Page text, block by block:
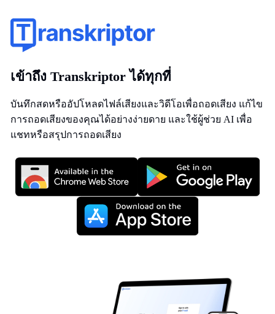
เข้าถึง Transkriptor ได้ทุกที่
บันทึกสดหรืออัปโหลดไฟล์เสียงและวิดีโอเพื่อถอดเสียง แก้ไข
การถอดเสียงของคุณได้อย่างง่ายดาย และใช้ผู้ช่วย AI เพื่อ
แชทหรือสรุปการถอดเสียง